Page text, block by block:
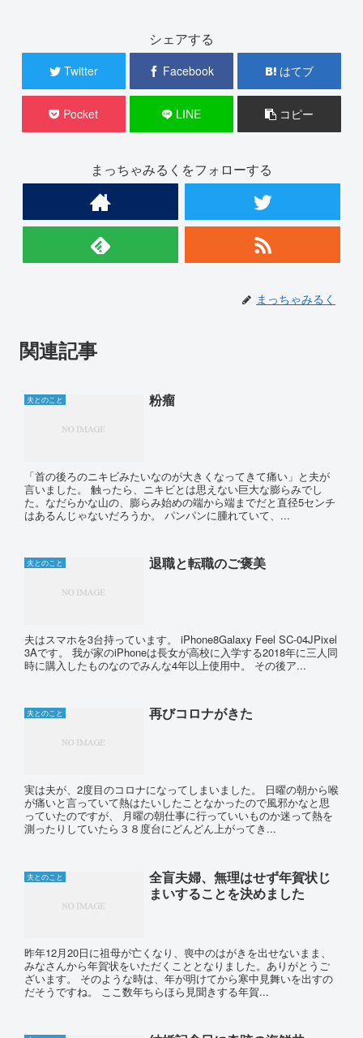
シェアする
Twitter Facebook はてブ
Pocket LINE コピー
まっちゃみるくをフォローする
まっちゃみるく
関連記事
夫とのこと 粉瘤
「首の後ろのニキビみたいなのが大きくなってきて痛い」と夫が
言いました。 触ったら、ニキビとは思えない巨大な膨らみでし
た。なだらかな山の、膨らみ始めの端から端までだと直径5センチ
はあるんじゃないだろうか。 パンパンに腫れていて、...
夫とのこと 退職と転職のご褒美
夫はスマホを3台持っています。 iPhone8Galaxy Feel SC-04JPixel
3Aです。 我が家のiPhoneは長女が高校に入学する2018年に三人同
時に購入したものなのでみんな4年以上使用中。 その後ア...
夫とのこと 再びコロナがきた
実は夫が、2度目のコロナになってしまいました。 日曜の朝から喉
が痛いと言っていて熱はたいしたことなかったので風邪かなと思
っていたのですが、 月曜の朝仕事に行っていいものか迷って熱を
測ったりしていたら３８度台にどんどん上がってき...
夫とのこと
全盲夫婦、無理はせず年賀状じ
まいすることを決めました
昨年12月20日に祖母が亡くなり、喪中のはがきを出せないまま、
みなさんから年賀状をいただくこととなりました。ありがとうご
ざいます。 そのような時は、年が明けてから寒中見舞いを出すの
だそうですね。 ここ数年ちらほら見聞きする年賀...